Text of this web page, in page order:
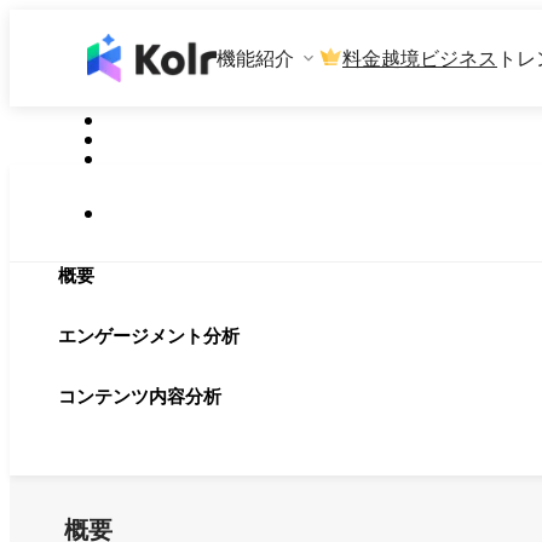
機能紹介 料金越境ビジネス ト
概要
エンゲージメント分析
コンテンツ内容分析
概要